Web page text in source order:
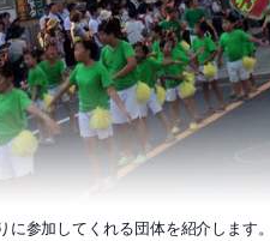
参加してくれる団体を紹介します。